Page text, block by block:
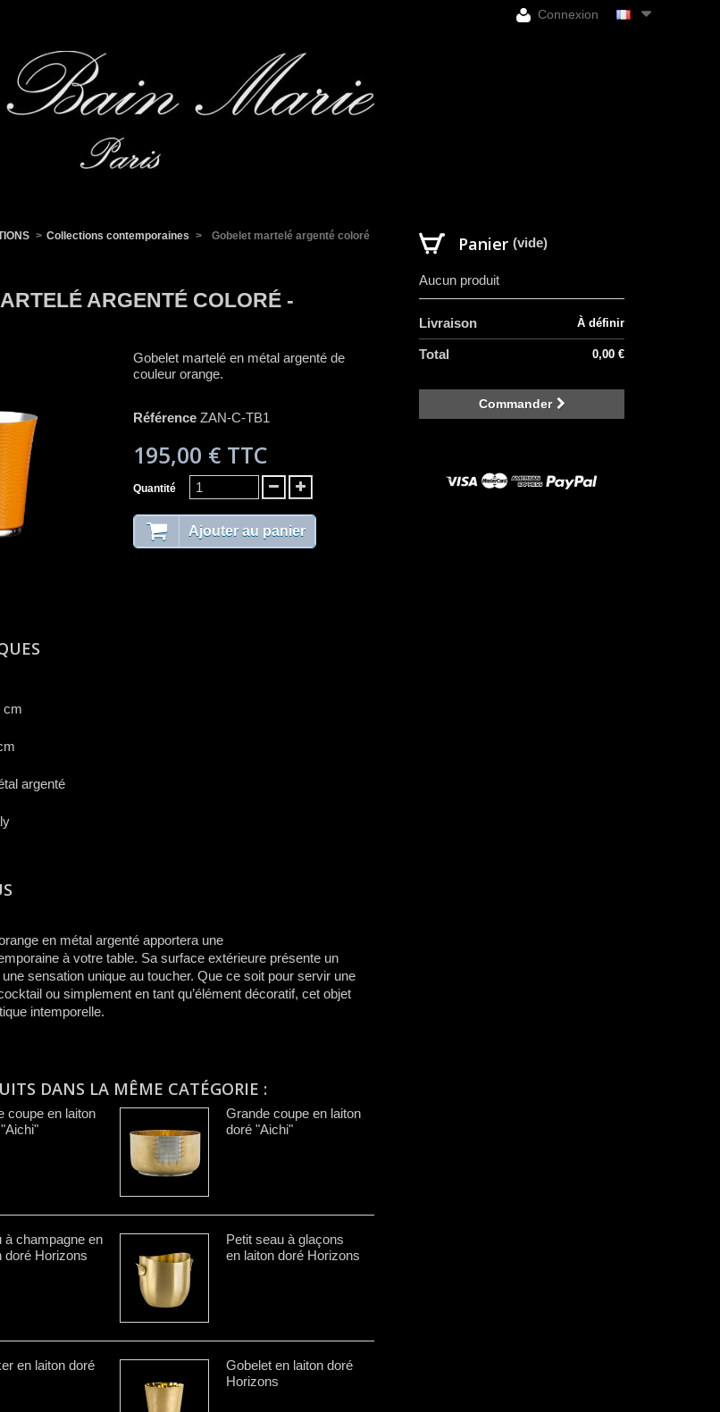
Connexion
> Collections contemporaines >
Gobelet martelé argenté coloré
ARGENTÉ COLORÉ -
Gobelet martelé en métal argenté de
couleur orange.
Référence ZAN-C-TB1
195,00 € TTC
Quantité
Ajouter au panier
cm
argenté
en métal argenté apportera une
à votre table. Sa surface extérieure présente un
une sensation unique au toucher. Que ce soit pour servir une
ou simplement en tant qu’élément décoratif, cet objet
intemporelle.
DANS LA MÊME CATÉGORIE :
coupe en laiton
Grande coupe en laiton
doré "Aichi"
à champagne en
doré Horizons
Petit seau à glaçons
en laiton doré Horizons
en laiton doré
Gobelet en laiton doré
Horizons
Panier (vide)
Aucun produit
À définir
Livraison
0,00 €
Total
Commander